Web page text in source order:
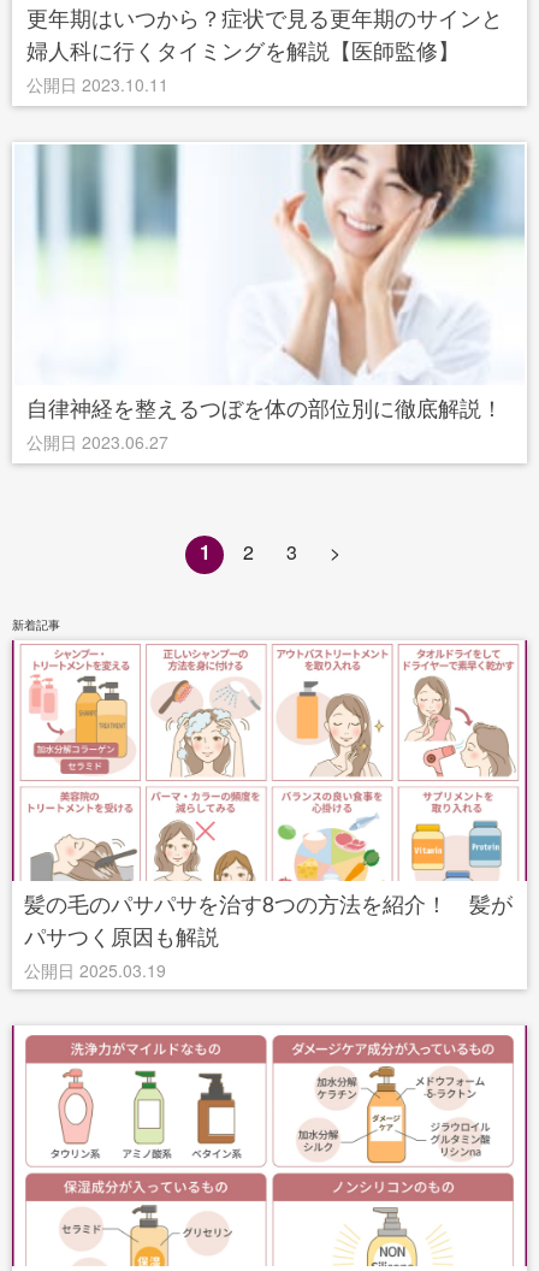
更年期はいつから？症状で見る更年期のサインと
婦人科に行くタイミングを解説【医師監修】
公開日 2023.10.11
自律神経を整えるつぼを体の部位別に徹底解説！
公開日 2023.06.27
1 2 3 >
新着記事
髪の毛のパサパサを治す8つの方法を紹介！ 髪が
パサつく原因も解説
公開日 2025.03.19